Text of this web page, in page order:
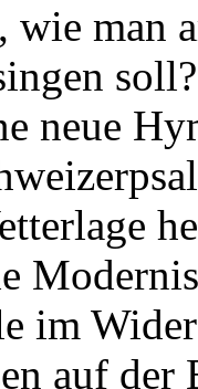
wie man
neue
im
auf